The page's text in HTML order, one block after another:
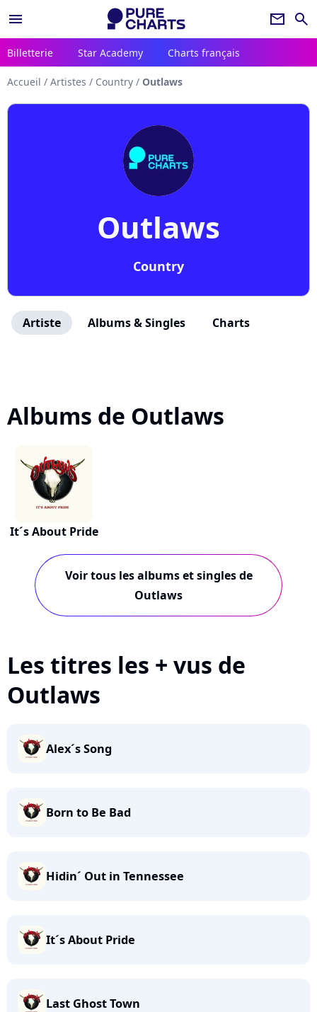
menu newsletter search
Billetterie Star Academy Charts français
Accueil / Artistes / Country / Outlaws
Outlaws
Country
Artiste Albums & Singles Charts
Albums de Outlaws
It´s About Pride
Voir tous les albums et singles de
Outlaws
Les titres les + vus de
Outlaws
Alex´s Song
Born to Be Bad
Hidin´ Out in Tennessee
It´s About Pride
Last Ghost Town